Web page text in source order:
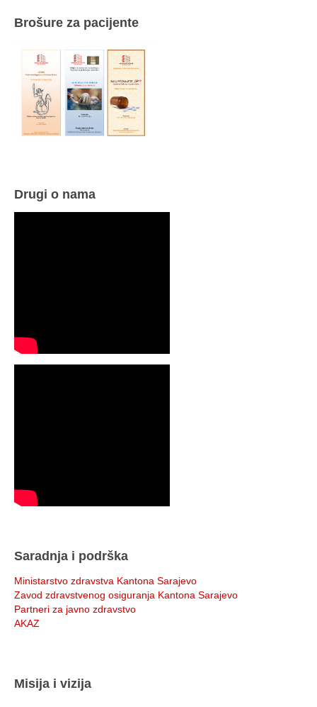
Brošure za pacijente
Drugi o nama
Saradnja i podrška
Ministarstvo zdravstva Kantona Sarajevo
Zavod zdravstvenog osiguranja Kantona Sarajevo
Partneri za javno zdravstvo
AKAZ
Misija i vizija